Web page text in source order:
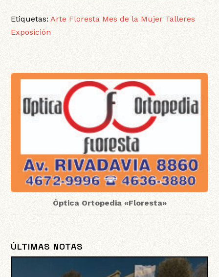
Etiquetas: Arte Floresta Mes de la Mujer Talleres
Exposición
Óptica Ortopedia «Floresta»
ÚLTIMAS NOTAS